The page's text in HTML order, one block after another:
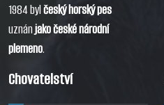
1984 bylčeský horský pes
uznánjako české národní
plemeno.
Chovatelství